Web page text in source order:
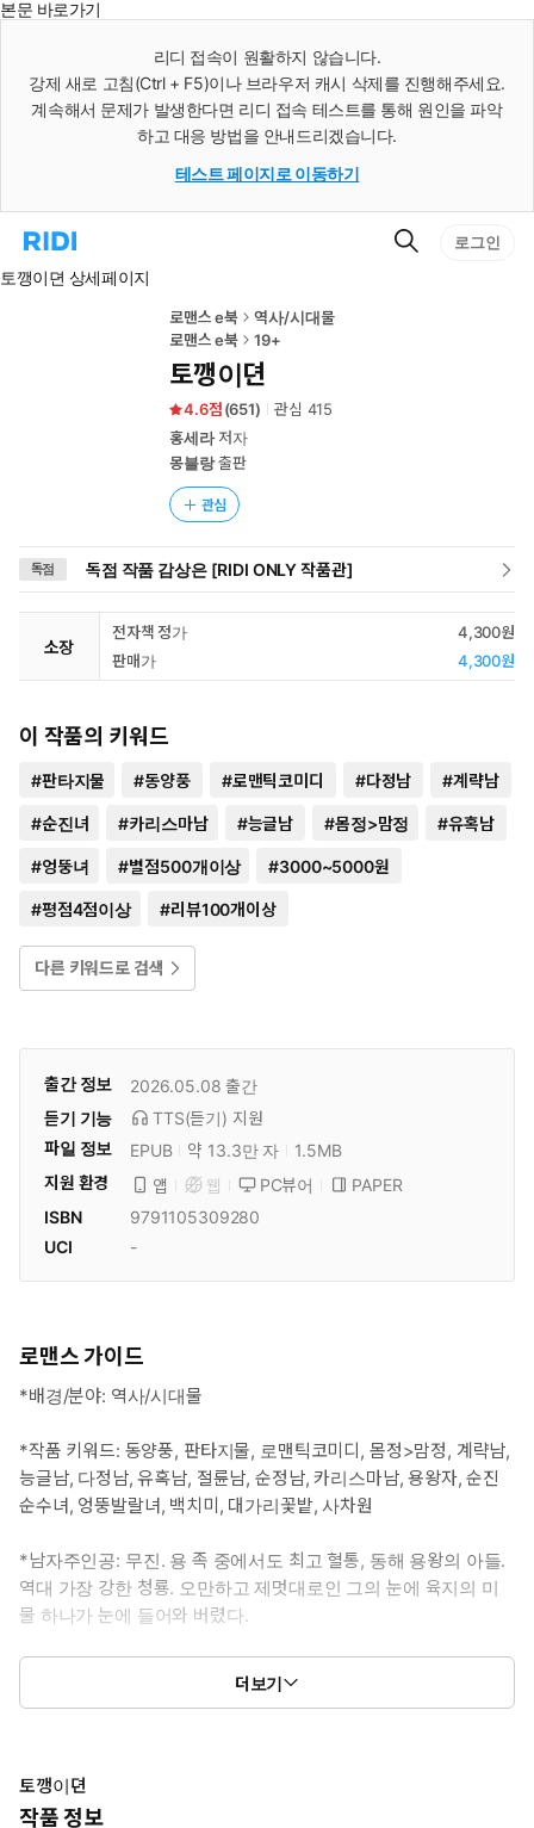
본문 바로가기
리디 접속이 원활하지 않습니다.
강제 새로 고침(Ctrl + F5)이나 브라우저 캐시 삭제를 진행해주세요.
계속해서 문제가 발생한다면 리디 접속 테스트를 통해 원인을 파악
하고 대응 방법을 안내드리겠습니다.
테스트 페이지로 이동하기
리
홈
검
로그인
토깽이뎐 상세페이지
로맨스 e북
역사/시대물
로맨스 e북
19+
토깽이뎐
4.6 (651) 관심 415
홍세라저자
몽블랑출판
관심
독점 독점 작품 감상은 [RIDI ONLY 작품관]
소장
전자책 정가
4,300원
판매가
4,300원
이 작품의 키워드
#판타지물 #동양풍 #로맨틱코미디 #다정남 #계략남
#순진녀 #카리스마남 #능글남 #몸정>맘정 #유혹남
#엉뚱녀 #별점500개이상 #3000~5000원
#평점4점이상 #리뷰100개이상
다른 키워드로 검색
출간 정보 2026.05.08 출간
듣기 기능
TTS(듣기) 지원
파일 정보
EPUB 약 13.3만 자
1.5MB
지원 환경
앱 웹 PC뷰어
PAPER
ISBN
9791105309280
UCI
-
로맨스 가이드
*배경/분야: 역사/시대물
*작품 키워드: 동양풍, 판타지물, 로맨틱코미디, 몸정>맘정, 계략남,
능글남, 다정남, 유혹남, 절륜남, 순정남, 카리스마남, 용왕자, 순진
순수녀, 엉뚱발랄녀, 백치미, 대가리꽃밭, 사차원
*남자주인공: 무진. 용 족 중에서도 최고 혈통, 동해 용왕의 아들.
역대 가장 강한 청룡. 오만하고 제멋대로인 그의 눈에 육지의 미
물 하나가 눈에 들어와 버렸다.
*여자주인공: 묘영. 묘족, 갓 성인이 된 토끼. 겁 많은 족속답게 결계
안에서만 살아 외부 존재를 거의 모른다. 티 없이 맑고 밝지만, 세상
해 간다.
더보기
토깽이뎐
작품 정보